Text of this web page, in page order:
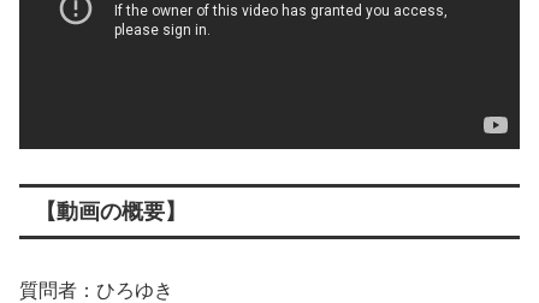
【動画の概要】
質問者：ひろゆき